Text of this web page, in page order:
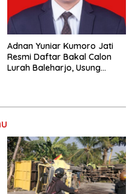
Adnan Yuniar Kumoro Jati
Resmi Daftar Bakal Calon
Lurah Baleharjo, Usung